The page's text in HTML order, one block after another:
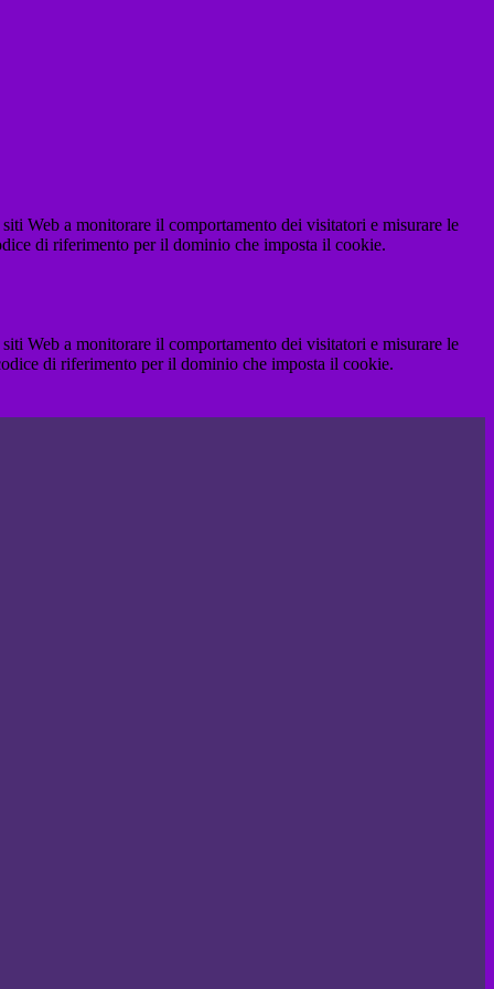
Web a monitorare il comportamento dei visitatori e misurare le
di riferimento per il dominio che imposta il cookie.
Web a monitorare il comportamento dei visitatori e misurare le
di riferimento per il dominio che imposta il cookie.